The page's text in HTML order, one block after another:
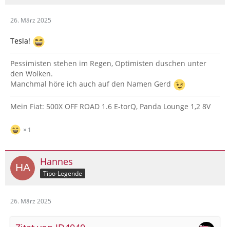
26. März 2025
Tesla!
Pessimisten stehen im Regen, Optimisten duschen unter
den Wolken.
Manchmal höre ich auch auf den Namen Gerd
Mein Fiat: 500X OFF ROAD 1.6 E-torQ, Panda Lounge 1,2 8V
1
Hannes
Tipo-Legende
26. März 2025